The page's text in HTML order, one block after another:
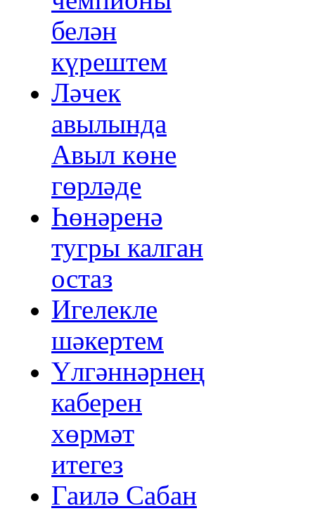
белән
күрештем
Ләчек
авылында
Авыл көне
гөрләде
Һөнәренә
тугры калган
остаз
Игелекле
шәкертем
Үлгәннәрнең
каберен
хөрмәт
итегез
Гаилә Сабан